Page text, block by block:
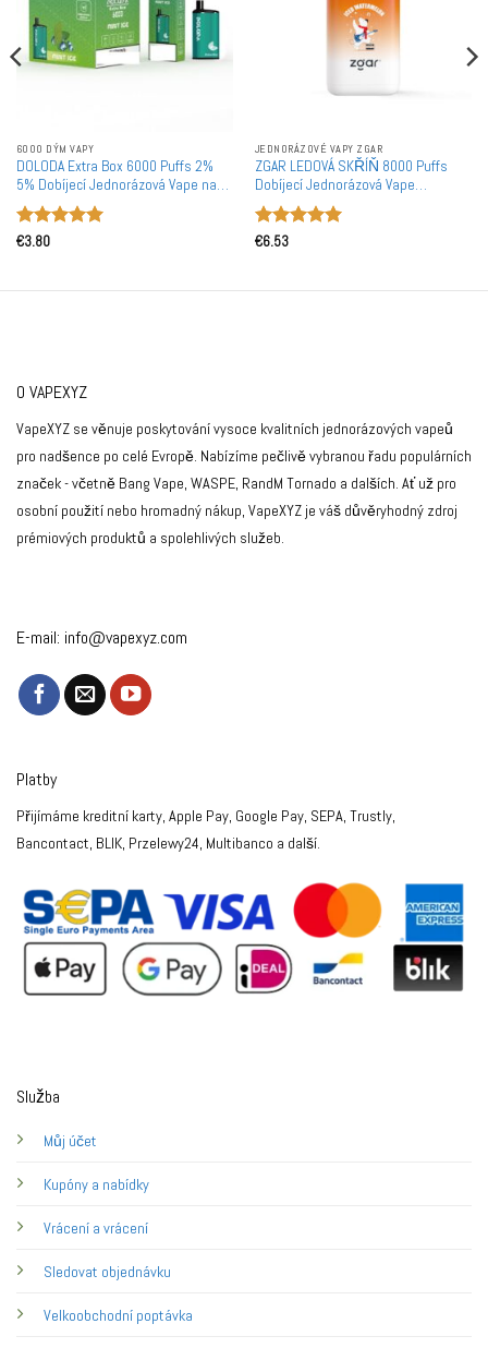
6000 DÝM VAPY
DOLODA Extra Box 6000 Puffs 2%
5% Dobíjecí Jednorázová Vape na
Velkoobchodní Prodej
Hodnocení
€3.80
JEDNORÁZOVÉ VAPY ZGAR
ZGAR LEDOVÁ SKŘÍŇ 8000 Puffs
Dobíjecí Jednorázová Vape
Velkoobchod
Hodnocení
€6.53
O VAPEXYZ
VapeXYZ se věnuje poskytování vysoce kvalitních jednorázových vapeů
pro nadšence po celé Evropě. Nabízíme pečlivě vybranou řadu populárních
značek - včetně Bang Vape, WASPE, RandM Tornado a dalších. Ať už pro
osobní použití nebo hromadný nákup, VapeXYZ je váš důvěryhodný zdroj
prémiových produktů a spolehlivých služeb.
E-mail: info@vapexyz.com
Služba
Můj účet
Kupóny a nabídky
Vrácení a vrácení
Sledovat objednávku
Velkoobchodní poptávka
Platby
Přijímáme kreditní karty, Apple Pay, Google Pay, SEPA, Trustly,
Bancontact, BLIK, Przelewy24, Multibanco a další.